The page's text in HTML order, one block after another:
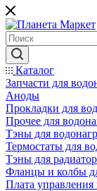
Каталог
Запчасти для
Аноды
Прокладки для
Прочее для
Тэны для
Термостаты для
Тэны для
Фланцы и колбы
Плата управления